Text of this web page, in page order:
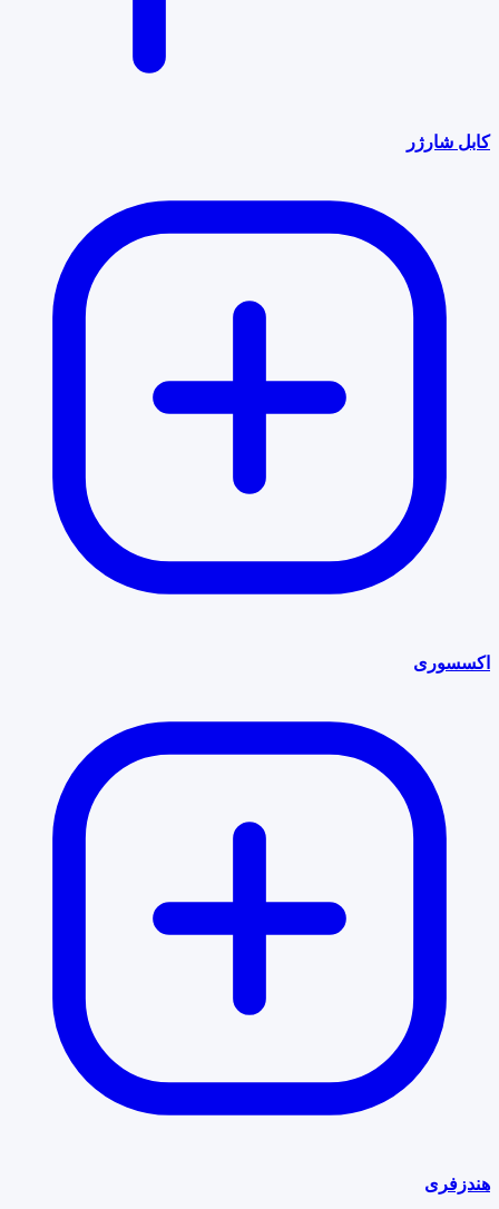
کابل شارژر
اکسسوری
هندزفری